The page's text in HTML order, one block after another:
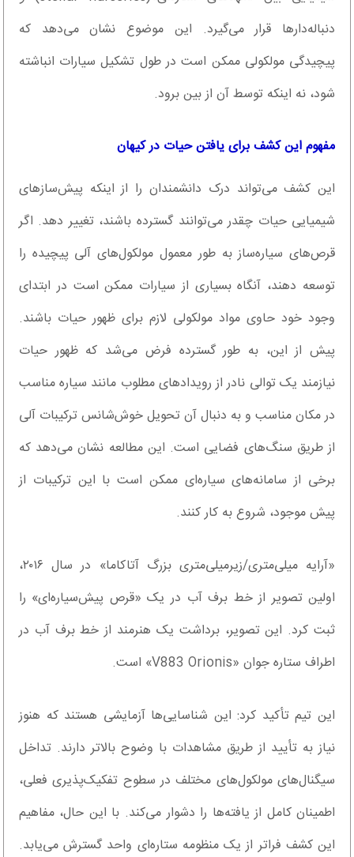
دنباله‌دارها قرار می‌گیرد. این موضوع نشان می‌دهد که
پیچیدگی مولکولی ممکن است در طول تشکیل سیارات انباشته
شود، نه اینکه توسط آن از بین برود.
مفهوم این کشف برای یافتن حیات در کیهان
این کشف می‌تواند درک دانشمندان را از اینکه پیش‌سازهای
شیمیایی حیات چقدر می‌توانند گسترده باشند، تغییر دهد. اگر
قرص‌های سیاره‌ساز به طور معمول مولکول‌های آلی پیچیده را
توسعه دهند، آنگاه بسیاری از سیارات ممکن است در ابتدای
وجود خود حاوی مواد مولکولی لازم برای ظهور حیات باشند.
پیش از این، به طور گسترده فرض می‌شد که ظهور حیات
نیازمند یک توالی نادر از رویدادهای مطلوب مانند سیاره مناسب
در مکان مناسب و به دنبال آن تحویل خوش‌شانس ترکیبات آلی
از طریق سنگ‌های فضایی است. این مطالعه نشان می‌دهد که
برخی از سامانه‌های سیاره‌ای ممکن است با این ترکیبات از
پیش موجود، شروع به کار کنند.
«آرایه میلی‌متری/زیرمیلی‌متری بزرگ آتاکاما» در سال ۲۰۱۶،
اولین تصویر از خط برف آب در یک «قرص پیش‌سیاره‌ای» را
ثبت کرد. این تصویر، برداشت یک هنرمند از خط برف آب در
اطراف ستاره جوان «V883 Orionis» است.
این تیم تأکید کرد: این‌ شناسایی‌ها آزمایشی هستند که هنوز
نیاز به تأیید از طریق مشاهدات با وضوح بالاتر دارند. تداخل
سیگنال‌های مولکول‌های مختلف در سطوح تفکیک‌پذیری فعلی،
اطمینان کامل از یافته‌ها را دشوار می‌کند. با این حال، مفاهیم
این کشف فراتر از یک منظومه ستاره‌ای واحد گسترش می‌یابد.